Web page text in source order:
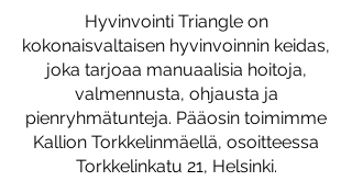
Hyvinvointi Triangle on
kokonaisvaltaisen hyvinvoinnin keidas,
joka tarjoaa manuaalisia hoitoja,
valmennusta, ohjausta ja
pienryhmätunteja. Pääosin toimimme
Kallion Torkkelinmäellä, osoitteessa
Torkkelinkatu 21, Helsinki.